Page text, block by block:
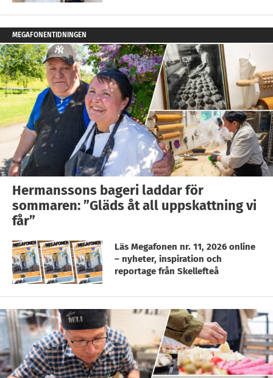
MEGAFONENTIDNINGEN
Hermanssons bageri laddar för
sommaren: ”Gläds åt all uppskattning vi
får”
Läs Megafonen nr. 11, 2026 online
– nyheter, inspiration och
reportage från Skellefteå